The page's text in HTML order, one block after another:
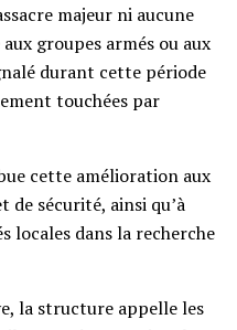
majeur ni aucune
groupes armés ou aux
durant cette période
touchées par
cette amélioration aux
de sécurité, ainsi qu’à
locales dans la recherche
la structure appelle les